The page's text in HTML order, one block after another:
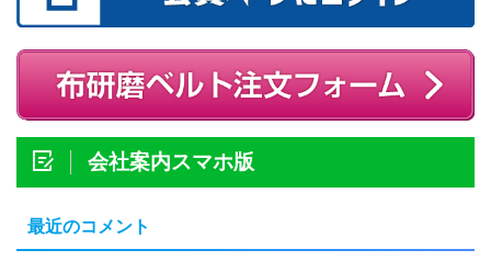
会社案内スマホ版
最近のコメント